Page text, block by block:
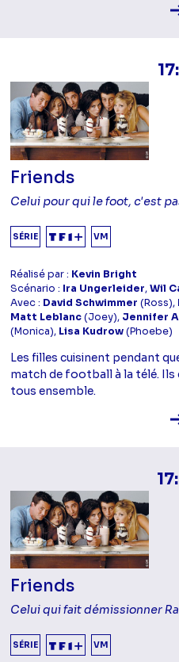
Friends
Celui pour qui le foot, c'est
SÉRIE VM
Réalisé par : Kevin Bright
Scénario : Ira Ungerleider,Wil
Avec : David Schwimmer (Ross),
Matt Leblanc(Joey), Jennifer
(Monica), Lisa Kudrow(Phoebe)
Les filles cuisinent pendant
match de football à la télé. Ils
tous ensemble.
Friends
Celui qui fait démissionner
SÉRIE VM